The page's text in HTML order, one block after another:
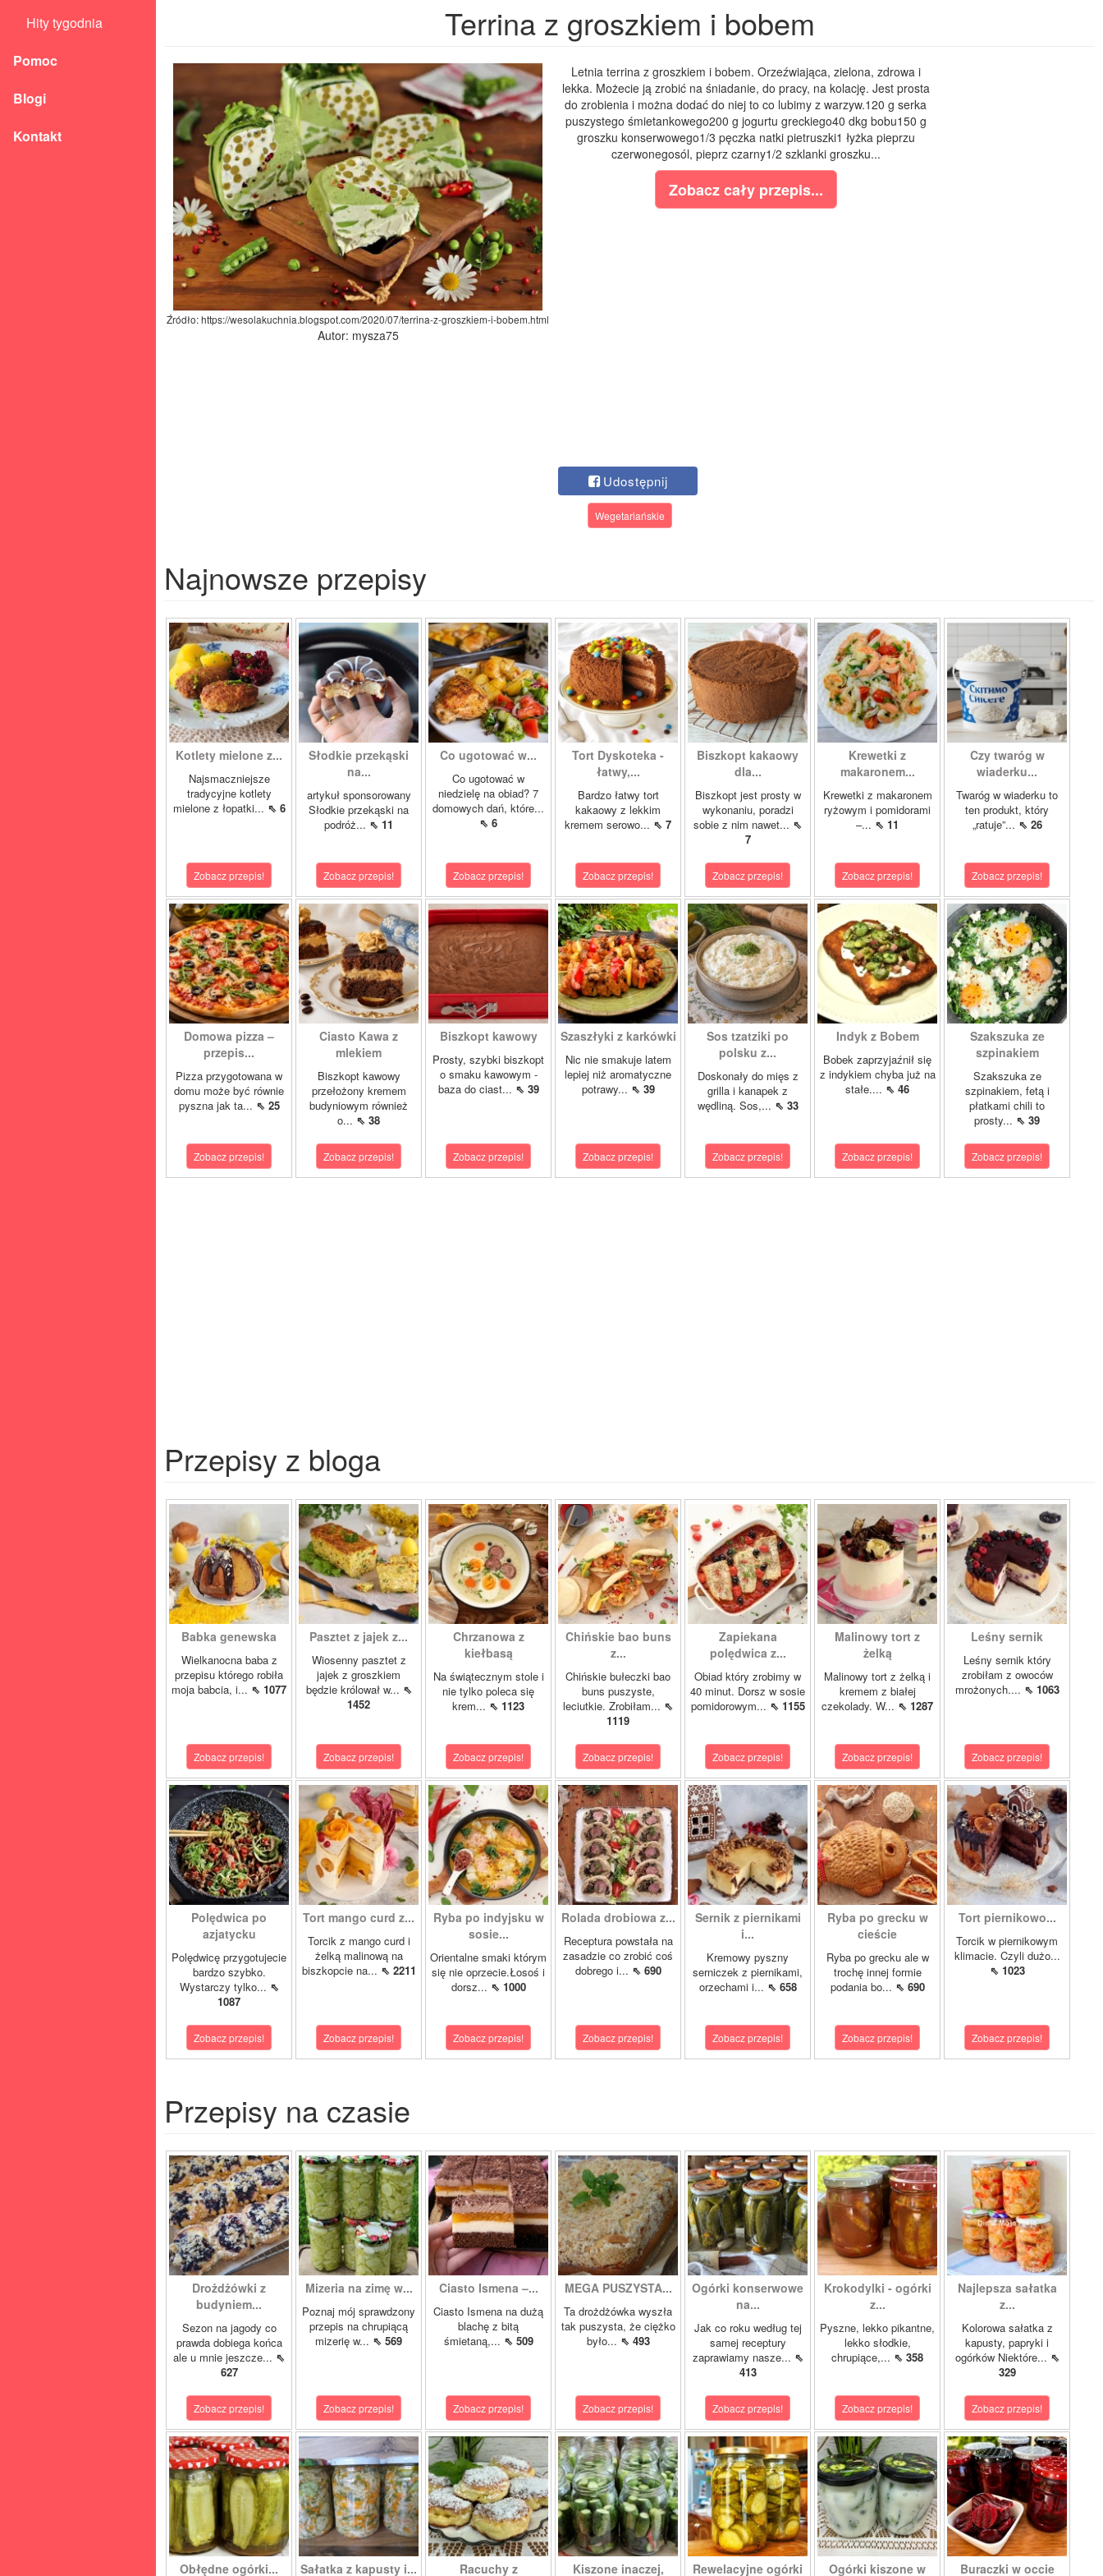
Hity tygodnia
Pomoc
Blogi
Kontakt
Terrina z groszkiem i bobem
Źródło: https://wesolakuchnia.blogspot.com/2020/07/terrina-z-groszkiem-i-bobem.html
Autor: mysza75
Letnia terrina z groszkiem i bobem. Orzeźwiająca, zielona, zdrowa i
lekka. Możecie ją zrobić na śniadanie, do pracy, na kolację. Jest prosta
do zrobienia i można dodać do niej to co lubimy z warzyw.120 g serka
puszystego śmietankowego200 g jogurtu greckiego40 dkg bobu150 g
groszku konserwowego1/3 pęczka natki pietruszki1 łyżka pieprzu
czerwonegosól, pieprz czarny1/2 szklanki groszku...
Zobacz cały przepis...
Udostępnij
Wegetariańskie
Najnowsze przepisy
Kotlety mielone z...
Najsmaczniejsze
tradycyjne kotlety
mielone z łopatki... ⇖ 6
Zobacz przepis!
Słodkie przekąski
na...
artykuł sponsorowany
Słodkie przekąski na
podróż... ⇖ 11
Zobacz przepis!
Co ugotować w...
Co ugotować w
niedzielę na obiad? 7
domowych dań, które...
⇖ 6
Zobacz przepis!
Tort Dyskoteka -
łatwy,...
Bardzo łatwy tort
kakaowy z lekkim
kremem serowo... ⇖ 7
Zobacz przepis!
Biszkopt kakaowy
dla...
Biszkopt jest prosty w
wykonaniu, poradzi
sobie z nim nawet... ⇖
7
Zobacz przepis!
Krewetki z
makaronem...
Krewetki z makaronem
ryżowym i pomidorami
–... ⇖ 11
Zobacz przepis!
Czy twaróg w
wiaderku...
Twaróg w wiaderku to
ten produkt, który
„ratuje”... ⇖ 26
Zobacz przepis!
Domowa pizza –
przepis...
Pizza przygotowana w
domu może być równie
pyszna jak ta... ⇖ 25
Zobacz przepis!
Ciasto Kawa z
mlekiem
Biszkopt kawowy
przełożony kremem
budyniowym również
o... ⇖ 38
Zobacz przepis!
Biszkopt kawowy
Prosty, szybki biszkopt
o smaku kawowym -
baza do ciast... ⇖ 39
Zobacz przepis!
Szaszłyki z karkówki
Nic nie smakuje latem
lepiej niż aromatyczne
potrawy... ⇖ 39
Zobacz przepis!
Sos tzatziki po
polsku z...
Doskonały do mięs z
grilla i kanapek z
wędliną. Sos,... ⇖ 33
Zobacz przepis!
Indyk z Bobem
Bobek zaprzyjaźnił się
z indykiem chyba już na
stałe.... ⇖ 46
Zobacz przepis!
Szakszuka ze
szpinakiem
Szakszuka ze
szpinakiem, fetą i
płatkami chili to
prosty... ⇖ 39
Zobacz przepis!
Przepisy z bloga
Babka genewska
Wielkanocna baba z
przepisu którego robiła
moja babcia, i... ⇖ 1077
Zobacz przepis!
Pasztet z jajek z...
Wiosenny pasztet z
jajek z groszkiem
będzie królował w... ⇖
1452
Zobacz przepis!
Chrzanowa z
kiełbasą
Na świątecznym stole i
nie tylko poleca się
krem... ⇖ 1123
Zobacz przepis!
Chińskie bao buns
z...
Chińskie bułeczki bao
buns puszyste,
leciutkie. Zrobiłam... ⇖
1119
Zobacz przepis!
Zapiekana
polędwica z...
Obiad który zrobimy w
40 minut. Dorsz w sosie
pomidorowym... ⇖ 1155
Zobacz przepis!
Malinowy tort z
żelką
Malinowy tort z żelką i
kremem z białej
czekolady. W... ⇖ 1287
Zobacz przepis!
Leśny sernik
Leśny sernik który
zrobiłam z owoców
mrożonych.... ⇖ 1063
Zobacz przepis!
Polędwica po
azjatycku
Polędwicę przygotujecie
bardzo szybko.
Wystarczy tylko... ⇖
1087
Zobacz przepis!
Tort mango curd z...
Torcik z mango curd i
żelką malinową na
biszkopcie na... ⇖ 2211
Zobacz przepis!
Ryba po indyjsku w
sosie...
Orientalne smaki którym
się nie oprzecie.Łosoś i
dorsz... ⇖ 1000
Zobacz przepis!
Rolada drobiowa z...
Receptura powstała na
zasadzie co zrobić coś
dobrego i... ⇖ 690
Zobacz przepis!
Sernik z piernikami
i...
Kremowy pyszny
serniczek z piernikami,
orzechami i... ⇖ 658
Zobacz przepis!
Ryba po grecku w
cieście
Ryba po grecku ale w
trochę innej formie
podania bo... ⇖ 690
Zobacz przepis!
Tort piernikowo...
Torcik w piernikowym
klimacie. Czyli dużo...
⇖ 1023
Zobacz przepis!
Przepisy na czasie
Drożdżówki z
budyniem...
Sezon na jagody co
prawda dobiega końca
ale u mnie jeszcze... ⇖
627
Zobacz przepis!
Mizeria na zimę w...
Poznaj mój sprawdzony
przepis na chrupiącą
mizerię w... ⇖ 569
Zobacz przepis!
Ciasto Ismena –...
Ciasto Ismena na dużą
blachę z bitą
śmietaną,... ⇖ 509
Zobacz przepis!
MEGA PUSZYSTA...
Ta drożdżówka wyszła
tak puszysta, że ciężko
było... ⇖ 493
Zobacz przepis!
Ogórki konserwowe
na...
Jak co roku według tej
samej receptury
zaprawiamy nasze... ⇖
413
Zobacz przepis!
Krokodylki - ogórki
z...
Pyszne, lekko pikantne,
lekko słodkie,
chrupiące,... ⇖ 358
Zobacz przepis!
Najlepsza sałatka
z...
Kolorowa sałatka z
kapusty, papryki i
ogórków Niektóre... ⇖
329
Zobacz przepis!
Obłędne ogórki... Sałatka z kapusty i... Racuchy z Kiszone inaczej, Rewelacyjne ogórki Ogórki kiszone w Buraczki w occie